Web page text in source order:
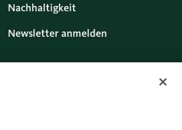
Nachhaltigkeit
Newsletter anmelden